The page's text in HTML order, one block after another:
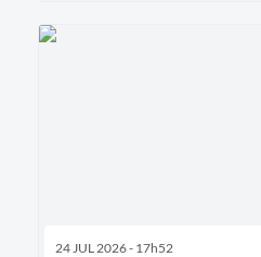
24 JUL 2026 - 17h52